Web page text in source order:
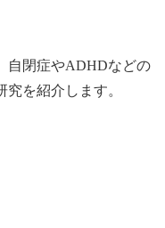
自閉症やADHDなどの
を紹介します。